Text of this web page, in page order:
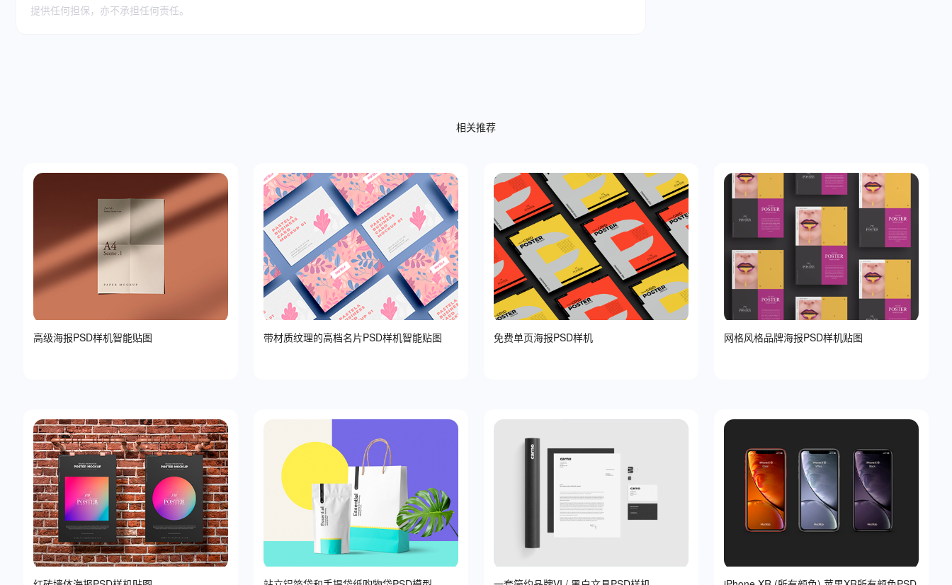
提供任何担保，亦不承担任何责任。
相关推荐
高级海报PSD样机智能贴图 带材质纹理的高档名片PSD样机智能贴图 免费单页海报PSD样机 网格风格品牌海报PSD样机贴图